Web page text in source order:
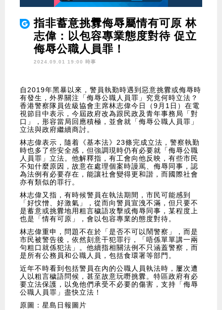
指非蓄意挑釁侮辱屬情有可原 林
志偉：以包容專業態度對待 促立
侮辱公職人員罪！
2024.09.01 19:00 時事
自2019年黑暴以來，警員執勤時遇到惡意挑釁或侮辱時
有發生，外界關注「侮辱公職人員罪」究竟何時立法？
香港警察隊員佐級協會主席林志偉今日（9月1日）在電
視節目中表示，今屆政府改為跟民政及青年事務局「對
口」，形容當局回應積極，並會就「侮辱公職人員罪」
立法與政府繼續商討。
林志偉表示，隨着《基本法》23條完成立法，警察執勤
時也多了些安全感，但強調現時仍有必要就「侮辱公職
人員罪」立法。他解釋指，有工會向他反映，有些市民
不知什麼原因，故意在處理個案時謾罵、侮辱同事，認
為法例有必要存在，能讓社會變得更和諧，而國際社會
亦有類似的罪行。
林志偉又指，有時候警員在執法期間，市民可能感到
「好忟憎、好激氣」，從而向警員宣洩不滿，但只要不
是蓄意或挑釁地用粗言穢語攻擊或侮辱同事，某程度上
也是「情有可原」，會以包容專業的態度對待。
林志偉重申，問題不在於「是否不可以鬧警察」，而是
市民被警告後，依然刻意干犯罪行，「唔係單單講一兩
句粗口就係犯法」。他續指相關法例不只涵蓋警察，而
是所有公務員和公職人員，包括食環署等部門。
近年不時看到包括警員在內的公職人員執法時，屢次遭
人以粗言穢語問候，甚至故意玩嘢挑釁。特區政府有必
要立法保護，以免他們承受不必要的傷害，支持「侮辱
公職人員罪」盡快立法！
原圖：星島日報圖片